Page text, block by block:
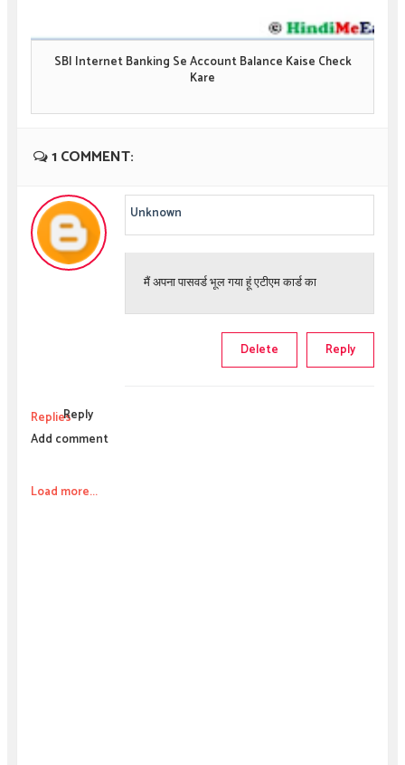
SBI Internet Banking Se Account Balance Kaise Check
Kare
1 COMMENT:
Unknown
मैं अपना पासवर्ड भूल गया हूं एटीएम कार्ड का
Reply
Delete
RepliesReply
Add comment
Load more...